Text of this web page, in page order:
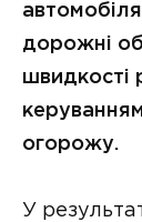
дорожні
швидкості
огорожу.
У